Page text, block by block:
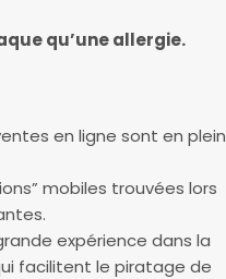
qu’une allergie.
en ligne sont en plein
mobiles trouvées lors
expérience dans la
facilitent le piratage de